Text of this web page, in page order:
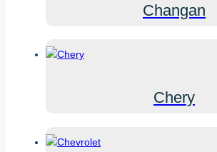
Changan
Chery